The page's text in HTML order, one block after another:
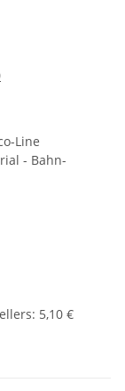
Line
- Bahn-
: 5,10 €